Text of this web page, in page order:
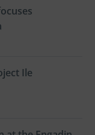
Ile